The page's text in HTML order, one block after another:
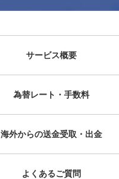
サービス概要
為替レート・手数料
海外からの送金受取・出金
よくあるご質問